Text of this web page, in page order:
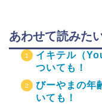
あわせて読みた
イキテル（
ついても！
びーやまの年
いても！